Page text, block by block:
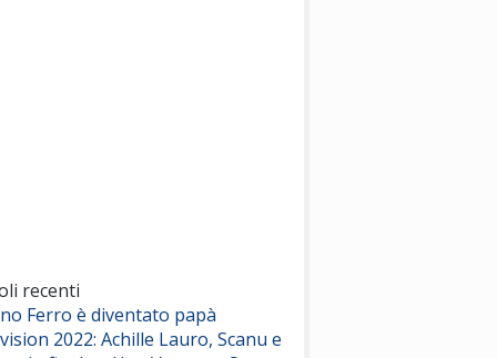
(Olivia Dean)
Serenamente
recenti
Ferro è diventato papà
2022: Achille Lauro, Scanu e